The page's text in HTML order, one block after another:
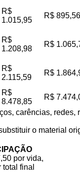
R$
1.015,95
R$ 895,56
R$
1.208,98
R$
R$
2.115,59
R$
R$
8.478,85
R$
carências,
o material
por vida,
final